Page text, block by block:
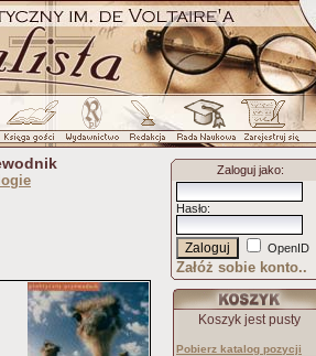
Zaloguj jako:
Hasło:
OpenID
Załóż sobie konto..
Koszyk jest pusty
Pobierz katalog pozycji